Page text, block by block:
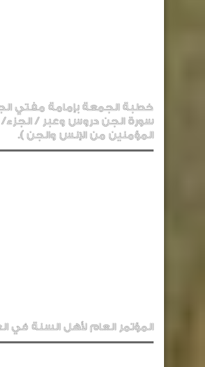
خطبة الجمعة بإمامة مفتي
المؤمنين من الإنس والجن ).
المؤتمر العام لأهل السنة في